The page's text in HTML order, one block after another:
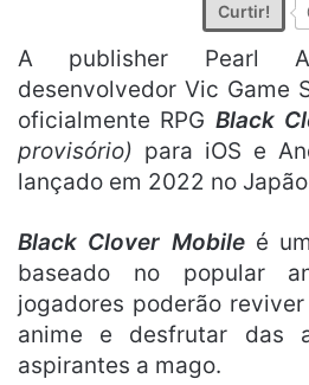
Curtir!
A publisher Pearl
desenvolvedor Vic Game
oficialmente RPG Black
provisório) para iOS e
lançado em 2022 no
Black Clover Mobileé
baseado no popular
jogadores poderão
anime e desfrutar das
aspirantes a mago.